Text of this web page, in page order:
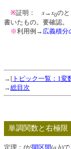
※証明：x→x0の
書いたもの。要確認。
※利用例→ 広義積分
→[ トピック一覧：1変
→総目次
単調関数と右極限
定理： fが開区間(a,b)で